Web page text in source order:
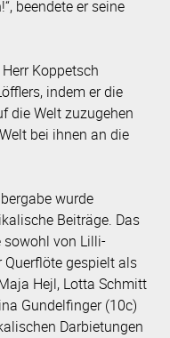
beendete er seine
Koppetsch
indem er die
die Welt zuzugehen
bei ihnen an die
wurde
Beiträge. Das
sowohl von Lilli-
gespielt als
Hejl, Lotta Schmitt
Gundelfinger (10c)
Darbietungen